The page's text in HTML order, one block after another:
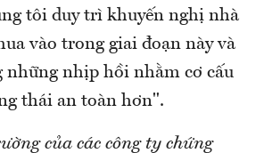
tôi duy trì khuyến nghị nhà
vào trong giai đoạn này và
những nhịp hồi nhằm cơ cấu
thái an toàn hơn".
của các công ty chứng